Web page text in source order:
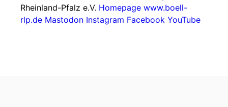
Rheinland-Pfalz e.V. Homepage www.boell-
rlp.de Mastodon Instagram Facebook YouTube